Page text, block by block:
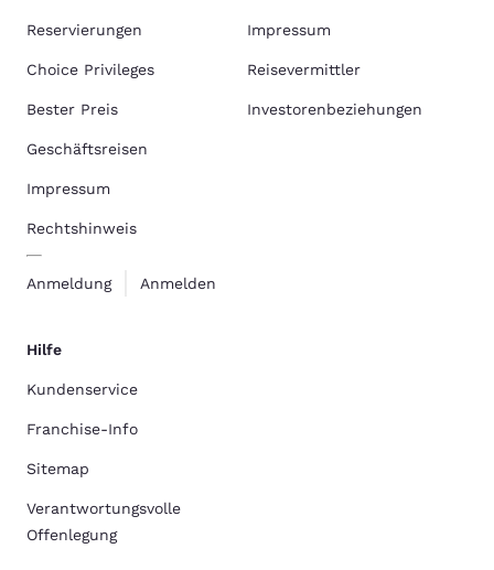
Reservierungen
Choice Privileges
Bester Preis
Geschäftsreisen
Impressum
Rechtshinweis
Anmeldung Anmelden
Impressum
Reisevermittler
Investorenbeziehungen
Hilfe
Kundenservice
Franchise-Info
Sitemap
Verantwortungsvolle
Offenlegung